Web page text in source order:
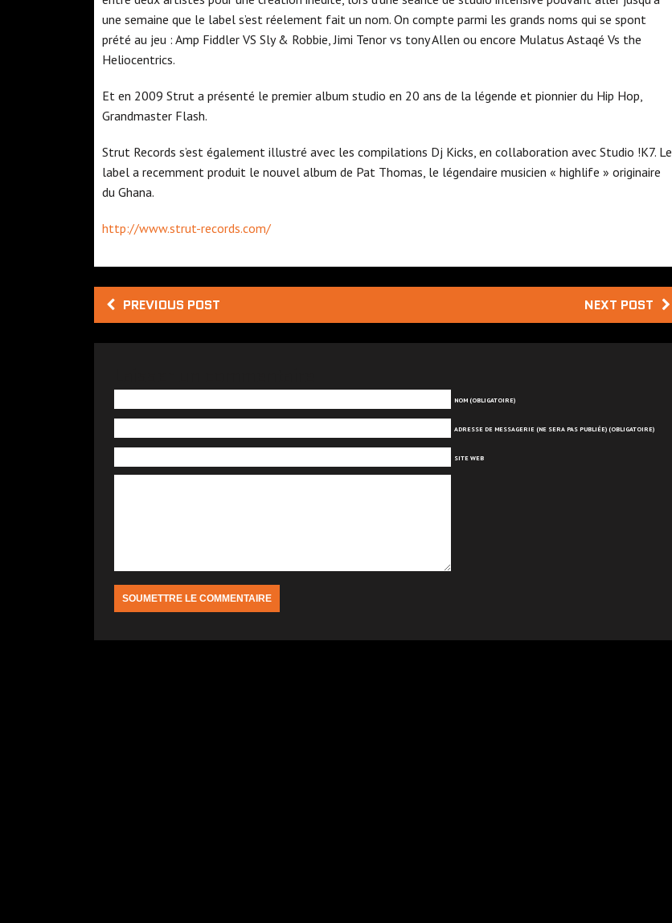
une semaine que le label s’est réelement fait un nom. On compte parmi les grands noms qui se spont
prété au jeu : Amp Fiddler VS Sly & Robbie, Jimi Tenor vs tony Allen ou encore Mulatus Astaqé Vs the
Heliocentrics.
Et en 2009 Strut a présenté le premier album studio en 20 ans de la légende et pionnier du Hip Hop,
Grandmaster Flash.
Strut Records s’est également illustré avec les compilations Dj Kicks, en collaboration avec Studio !K7. Le
label a recemment produit le nouvel album de Pat Thomas, le légendaire musicien « highlife » originaire
du Ghana.
http://www.strut-records.com/
PREVIOUS POST NEXT POST
NOM (OBLIGATOIRE)
ADRESSE DE MESSAGERIE (NE SERA PAS PUBLIÉE) (OBLIGATOIRE)
SITE WEB